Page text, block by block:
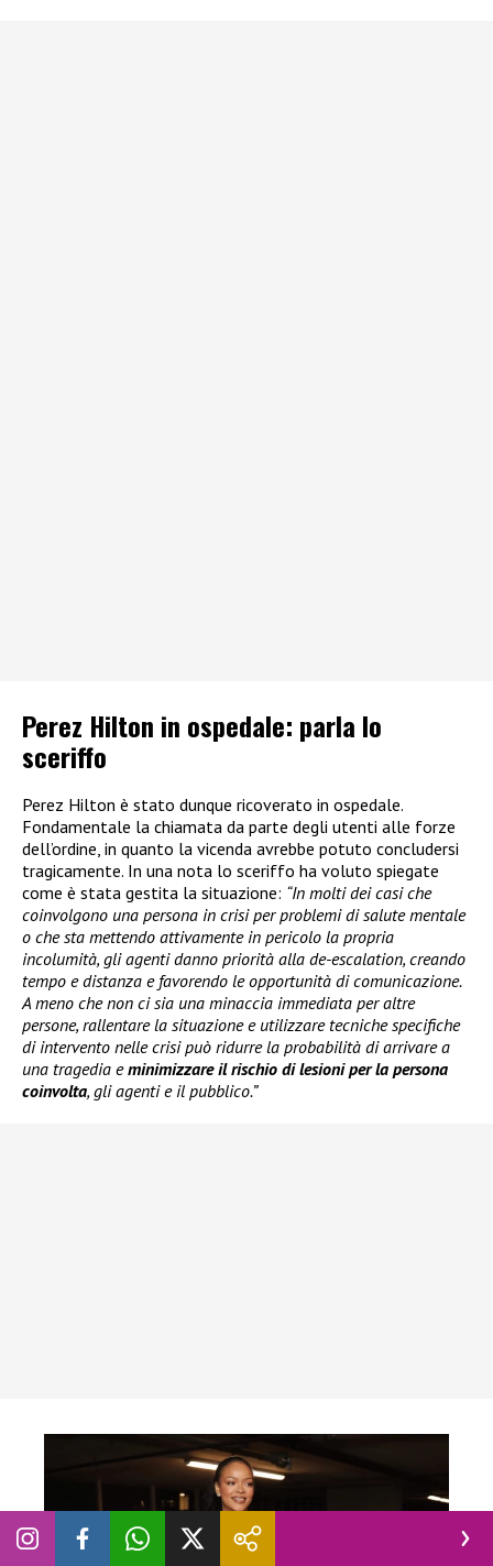
Perez Hilton in ospedale: parla lo
sceriffo
Perez Hilton è stato dunque ricoverato in ospedale.
Fondamentale la chiamata da parte degli utenti alle forze
dell’ordine, in quanto la vicenda avrebbe potuto concludersi
tragicamente. In una nota lo sceriffo ha voluto spiegate
come è stata gestita la situazione: “In molti dei casi che
coinvolgono una persona in crisi per problemi di salute mentale
o che sta mettendo attivamente in pericolo la propria
incolumità, gli agenti danno priorità alla de-escalation, creando
tempo e distanza e favorendo le opportunità di comunicazione.
A meno che non ci sia una minaccia immediata per altre
persone, rallentare la situazione e utilizzare tecniche specifiche
di intervento nelle crisi può ridurre la probabilità di arrivare a
una tragedia eminimizzare il rischio di lesioni per la persona
coinvolta, gli agenti e il pubblico.”